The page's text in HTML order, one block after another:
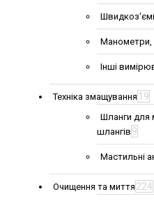
Манометри,
Інші
Техніка змащування 19
Шланги для
шлангів 9
Мастильні
Очищення та миття 224